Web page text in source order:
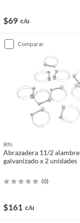
$69 c/u
comparar
Rfn
Abrazadera 11/2 alambre
galvanizado x 2 unidades
(0)
$161 c/u